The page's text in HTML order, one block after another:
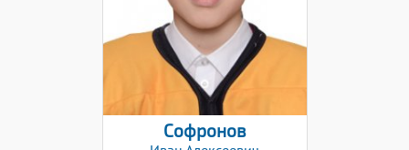
12.12.2024
Софронов